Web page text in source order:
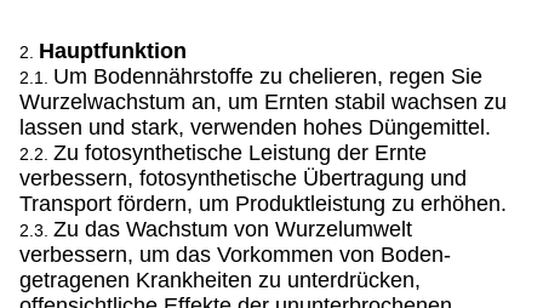
2. Hauptfunktion
2.1. Um Bodennährstoffe zu chelieren, regen Sie
Wurzelwachstum an, um Ernten stabil wachsen zu
lassen und stark, verwenden hohes Düngemittel.
2.2. Zu fotosynthetische Leistung der Ernte
verbessern, fotosynthetische Übertragung und
Transport fördern, um Produktleistung zu erhöhen.
2.3. Zu das Wachstum von Wurzelumwelt
verbessern, um das Vorkommen von Boden-
getragenen Krankheiten zu unterdrücken,